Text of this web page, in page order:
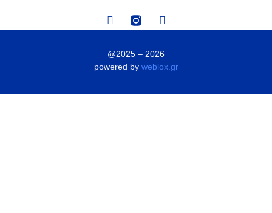
@2025 – 2026
powered by weblox.gr